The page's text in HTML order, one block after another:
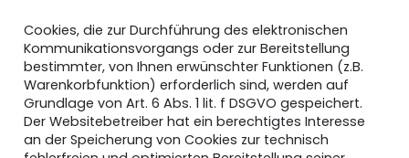
Cookies, die zur Durchführung des elektronischen
Kommunikationsvorgangs oder zur Bereitstellung
bestimmter, von Ihnen erwünschter Funktionen (z.B.
Warenkorbfunktion) erforderlich sind, werden auf
Grundlage von Art. 6 Abs. 1 lit. f DSGVO gespeichert.
Der Websitebetreiber hat ein berechtigtes Interesse
an der Speicherung von Cookies zur technisch